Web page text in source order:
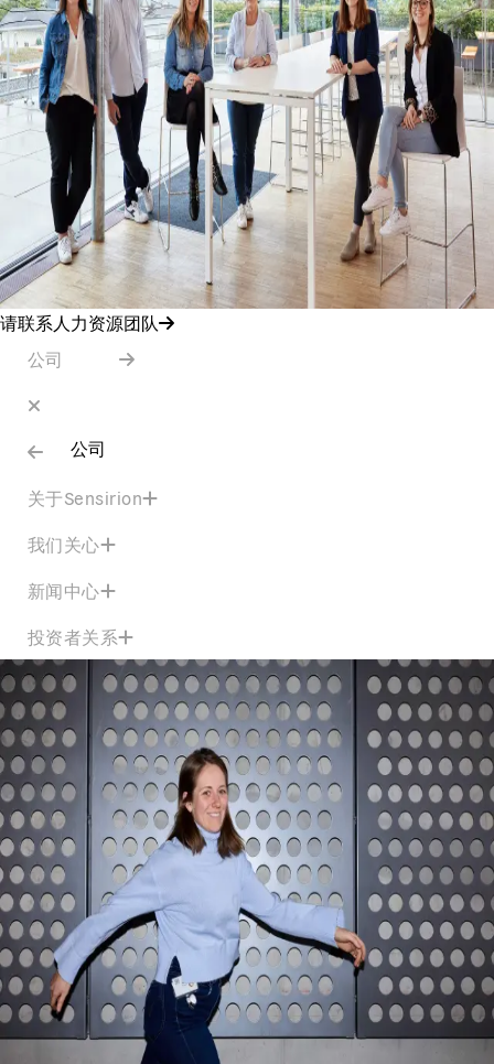
请联系人力资源团队
公司
公司
关于Sensirion
我们关心
新闻中心
投资者关系